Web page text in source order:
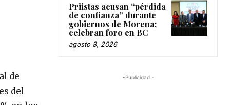
de
del
Priistas acusan “pérdida
de confianza” durante
gobiernos de Morena;
celebran foro en BC
agosto 8, 2026
-Publicidad -